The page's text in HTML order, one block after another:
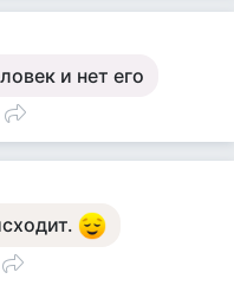
и нет его